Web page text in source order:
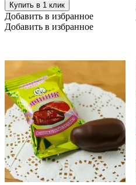
Купить в 1 клик
Добавить в избранное
Добавить в избранное